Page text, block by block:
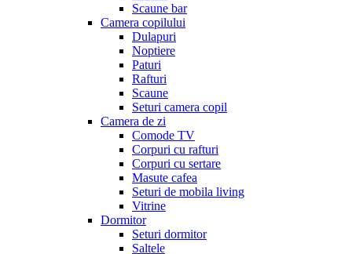
Scaune bar
Camera copilului
Dulapuri
Noptiere
Paturi
Rafturi
Scaune
Seturi camera copil
Camera de zi
Comode TV
Corpuri cu rafturi
Corpuri cu sertare
Masute cafea
Seturi de mobila living
Vitrine
Dormitor
Seturi dormitor
Saltele